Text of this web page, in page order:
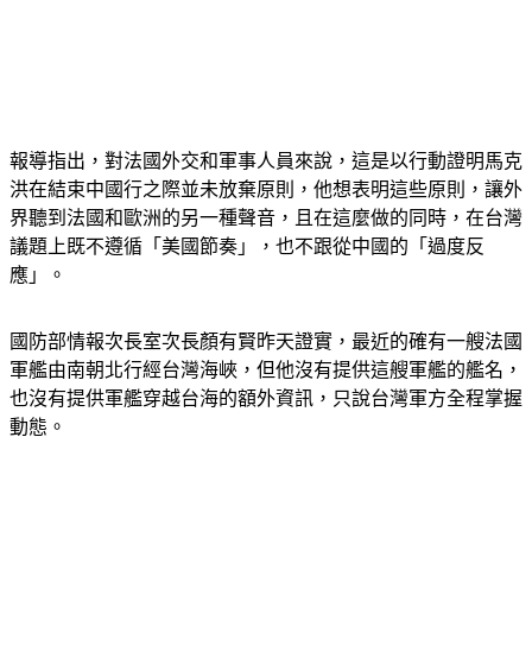
報導指出，對法國外交和軍事人員來說，這是以行動證明馬克
洪在結束中國行之際並未放棄原則，他想表明這些原則，讓外
界聽到法國和歐洲的另一種聲音，且在這麼做的同時，在台灣
議題上既不遵循「美國節奏」，也不跟從中國的「過度反
國防部情報次長室次長顏有賢昨天證實，最近的確有一艘法國
軍艦由南朝北行經台灣海峽，但他沒有提供這艘軍艦的艦名，
也沒有提供軍艦穿越台海的額外資訊，只說台灣軍方全程掌握